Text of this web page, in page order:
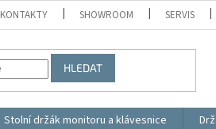
KONTAKTY SHOWROOM SERVIS
HLEDAT
Stolní držák monitoru a klávesnice